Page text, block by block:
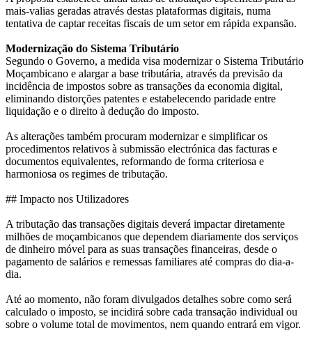
mais-valias geradas através destas plataformas digitais, numa
tentativa de captar receitas fiscais de um setor em rápida expansão.
Modernização do Sistema Tributário
Segundo o Governo, a medida visa modernizar o Sistema Tributário
Moçambicano e alargar a base tributária, através da previsão da
incidência de impostos sobre as transações da economia digital,
eliminando distorções patentes e estabelecendo paridade entre
liquidação e o direito à dedução do imposto.
As alterações também procuram modernizar e simplificar os
procedimentos relativos à submissão electrónica das facturas e
documentos equivalentes, reformando de forma criteriosa e
harmoniosa os regimes de tributação.
## Impacto nos Utilizadores
A tributação das transações digitais deverá impactar diretamente
milhões de moçambicanos que dependem diariamente dos serviços
de dinheiro móvel para as suas transações financeiras, desde o
pagamento de salários e remessas familiares até compras do dia-a-
dia.
Até ao momento, não foram divulgados detalhes sobre como será
calculado o imposto, se incidirá sobre cada transação individual ou
sobre o volume total de movimentos, nem quando entrará em vigor.